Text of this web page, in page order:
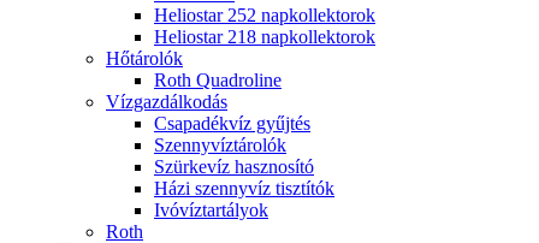
Heliostar 252 napkollektorok
Heliostar 218 napkollektorok
Hőtárolók
Roth Quadroline
Vízgazdálkodás
Csapadékvíz gyűjtés
Szennyvíztárolók
Szürkevíz hasznosító
Házi szennyvíz tisztítók
Ivóvíztartályok
Roth